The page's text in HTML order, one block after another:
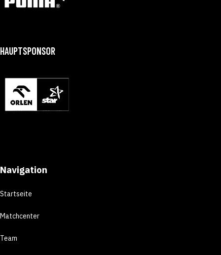
HAUPTSPONSOR
Navigation
Startseite
Matchcenter
Team